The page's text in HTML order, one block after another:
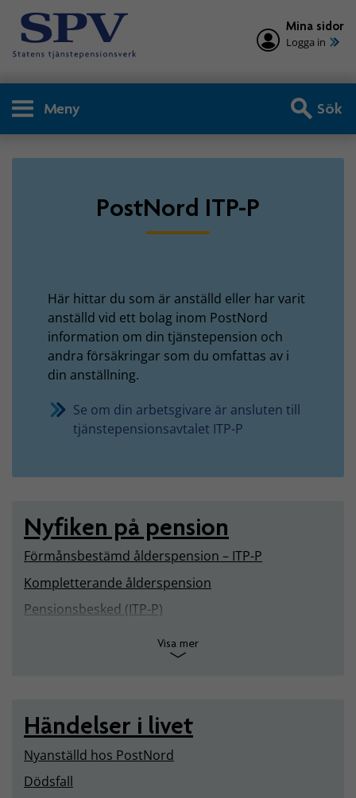
Mina sidor
Logga in
Meny Sök
PostNord ITP-P
Här hittar du som är anställd eller har varit
anställd vid ett bolag inom PostNord
information om din tjänstepension och
andra försäkringar som du omfattas av i
din anställning.
Se om din arbetsgivare är ansluten till
tjänstepensionsavtalet ITP-P
Nyfiken på pension
Förmånsbestämd ålderspension – ITP-P
Kompletterande ålderspension
Pensionsbesked (ITP-P)
Visa mer
Händelser i livet
Nyanställd hos PostNord
Dödsfall